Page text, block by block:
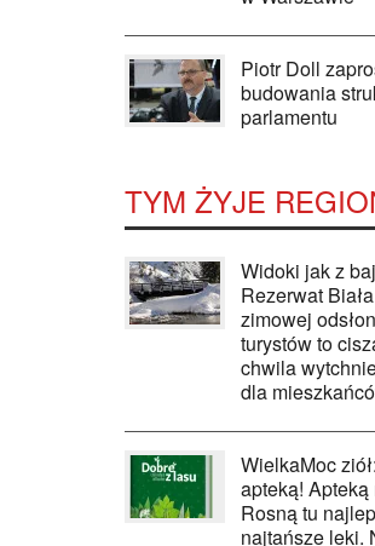
Piotr Doll
budowania
parlamentu
TYM ŻYJE
Widoki jak z
Rezerwat
zimowej
turystów to
chwila
dla
WielkaMoc
apteką! Apteką
Rosną tu
najtańsze leki.